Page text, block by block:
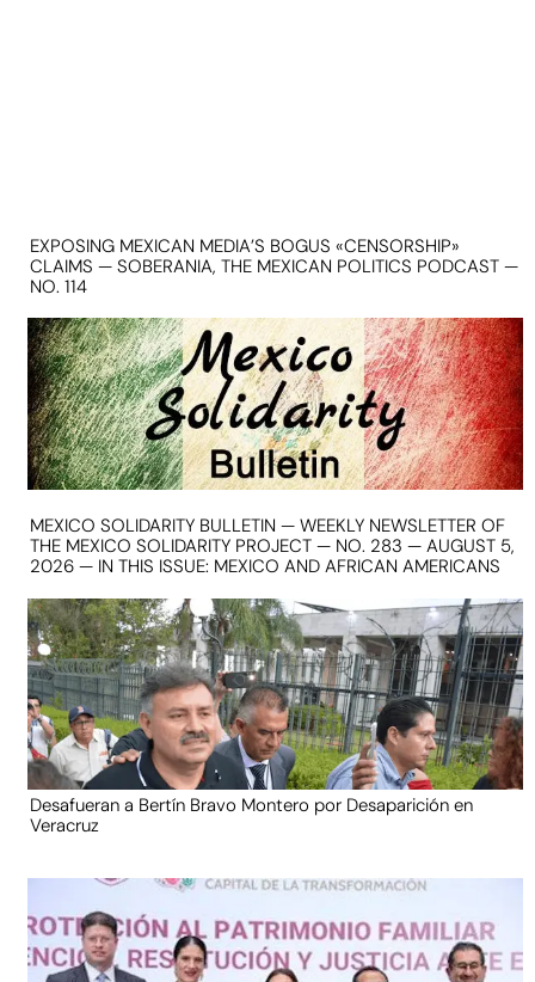
EXPOSING MEXICAN MEDIA’S BOGUS «CENSORSHIP»
CLAIMS — SOBERANIA, THE MEXICAN POLITICS PODCAST —
NO. 114
MEXICO SOLIDARITY BULLETIN — WEEKLY NEWSLETTER OF
THE MEXICO SOLIDARITY PROJECT — NO. 283 — AUGUST 5,
2026 — IN THIS ISSUE: MEXICO AND AFRICAN AMERICANS
Desafueran a Bertín Bravo Montero por Desaparición en
Veracruz